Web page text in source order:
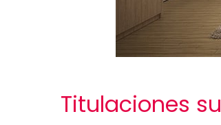
Titulaciones